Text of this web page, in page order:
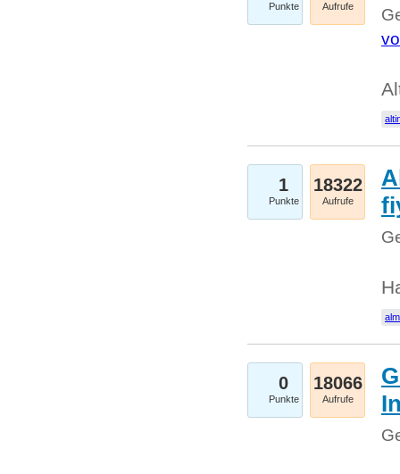
Punkte Aufrufe
1
Punkte
18322
Aufrufe
0
Punkte
18066
Aufrufe